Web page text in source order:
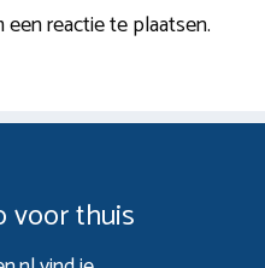
een reactie te plaatsen.
voor thuis